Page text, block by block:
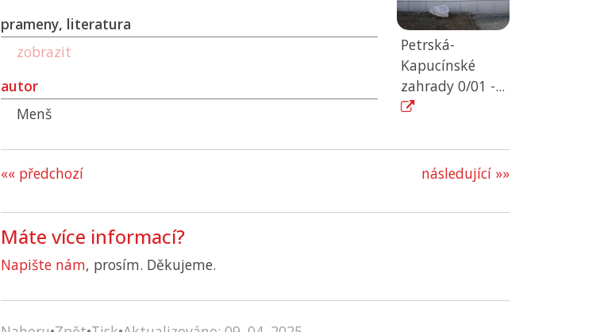
prameny, literatura
zobrazit
autor
Menš
Petrská-
Kapucínské
zahrady 0/01 -...
«« předchozí následující »»
Máte více informací?
Napište nám, prosím. Děkujeme.